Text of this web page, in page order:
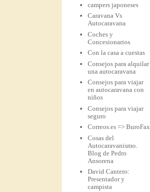
campers japoneses
Caravana Vs
Autocaravana
Coches y
Concesionarios
Con la casa a cuestas
Consejos para alquilar
una autocaravana
Consejos para viajar
en autocaravana con
niños
Consejos para viajar
seguro
Correos.es => BuroFax
Cosas del
Autocaravanismo.
Blog de Pedro
Ansorena
David Cantero:
Presentador y
campista